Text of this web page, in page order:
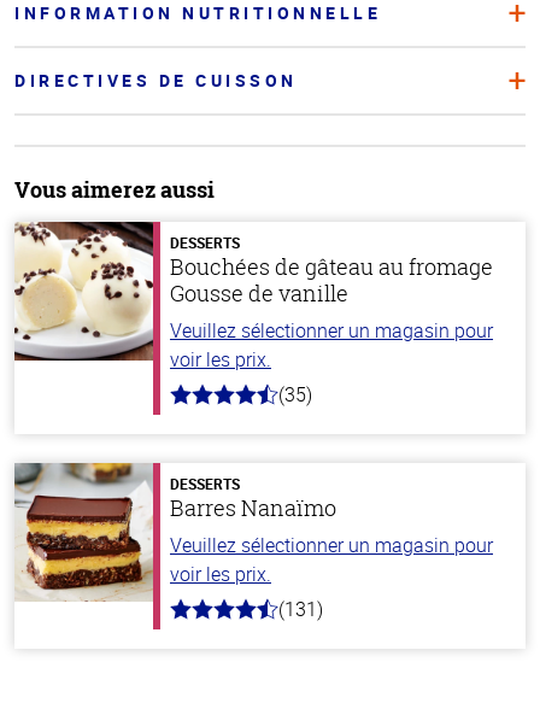
INFORMATION NUTRITIONNELLE
DIRECTIVES DE CUISSON
Vous aimerez aussi
DESSERTS
Bouchées de gâteau au fromage
Gousse de vanille
Veuillez sélectionner un magasin pour
voir les prix.
4.4
stars
(35)
DESSERTS
Barres Nanaïmo
Veuillez sélectionner un magasin pour
voir les prix.
4.4
(131)